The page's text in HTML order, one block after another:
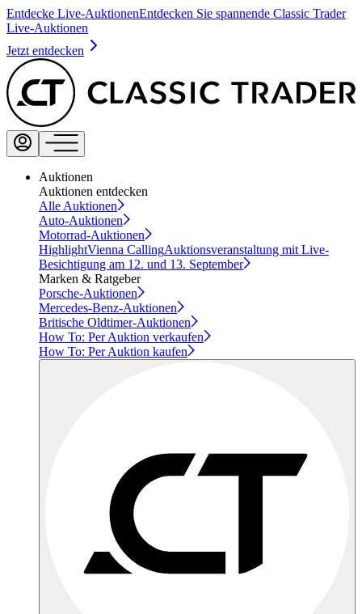
Entdecke Live-AuktionenEntdecken Sie spannende Classic Trader
Live-Auktionen
Jetzt entdecken
Auktionen
Auktionen entdecken
Alle Auktionen
Auto-Auktionen
Motorrad-Auktionen
HighlightVienna CallingAuktionsveranstaltung mit Live-
Besichtigung am 12. und 13. September
Marken & Ratgeber
Porsche-Auktionen
Mercedes-Benz-Auktionen
Britische Oldtimer-Auktionen
How To: Per Auktion verkaufen
How To: Per Auktion kaufen